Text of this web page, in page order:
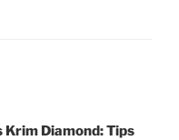
Krim Diamond: Tips